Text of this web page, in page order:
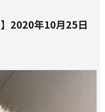
】2020年10月25日